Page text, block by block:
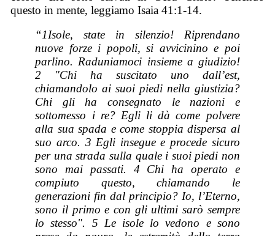
questo in mente, leggiamo Isaia 41:1-14.
“1Isole, state in silenzio! Riprendano
nuove forze i popoli, si avvicinino e poi
parlino. Raduniamoci insieme a giudizio!
2 "Chi ha suscitato uno dall’est,
chiamandolo ai suoi piedi nella giustizia?
Chi gli ha consegnato le nazioni e
sottomesso i re? Egli li dà come polvere
alla sua spada e come stoppia dispersa al
suo arco. 3 Egli insegue e procede sicuro
per una strada sulla quale i suoi piedi non
sono mai passati. 4 Chi ha operato e
compiuto questo, chiamando le
generazioni fin dal principio? Io, l’Eterno,
sono il primo e con gli ultimi sarò sempre
lo stesso". 5 Le isole lo vedono e sono